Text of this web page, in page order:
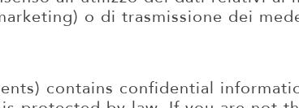
o di trasmissione dei
contains confidential